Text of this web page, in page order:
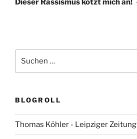
Dieser Rassismus kotzt mich an!
nach:
BLOGROLL
Thomas Köhler - Leipziger Zeitung